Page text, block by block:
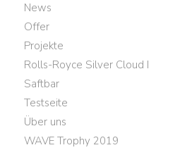
News
Offer
Projekte
Rolls-Royce Silver Cloud I
Saftbar
Testseite
Über uns
WAVE Trophy 2019